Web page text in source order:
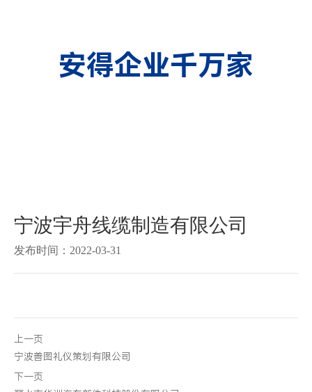
安得企业千万家
宁波宇舟线缆制造有限公司
发布时间： 2022-03-31
上一页
宁波善图礼仪策划有限公司
下一页